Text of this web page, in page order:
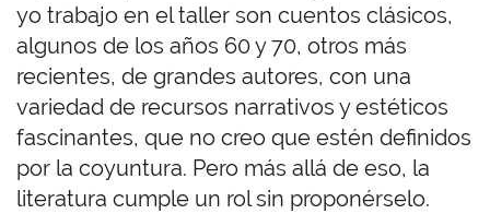
yo trabajo en el taller son cuentos clásicos,
algunos de los años 60 y 70, otros más
recientes, de grandes autores, con una
variedad de recursos narrativos y estéticos
fascinantes, que no creo que estén definidos
por la coyuntura. Pero más allá de eso, la
literatura cumple un rol sin proponérselo.